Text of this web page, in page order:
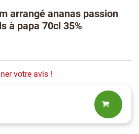
arrangé ananas passion
à papa 70cl 35%
votre avis !